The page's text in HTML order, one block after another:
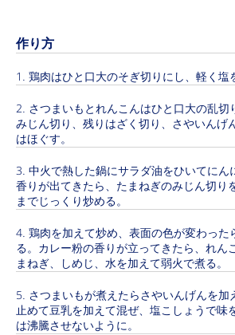
作り方
鶏肉はひと口大のそぎ切りにし、軽く塩
さつまいもとれんこんはひと口大の乱切
みじん切り、残りはざく切り、さやいんげ
はほぐす。
中火で熱した鍋にサラダ油をひいてにん
香りが出てきたら、たまねぎのみじん切り
までじっくり炒める。
鶏肉を加えて炒め、表面の色が変わった
る。カレー粉の香りが立ってきたら、れん
まねぎ、しめじ、水を加えて弱火で煮る。
さつまいもが煮えたらさやいんげんを加
止めて豆乳を加えて混ぜ、塩こしょうで味
は沸騰させないように。